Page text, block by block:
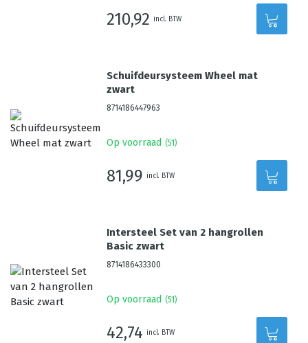
210,92 incl. BTW
Schuifdeursysteem Wheel mat
zwart
8714186447963
Op voorraad (51 )
81,99 incl. BTW
Intersteel Set van 2 hangrollen
Basic zwart
8714186433300
Op voorraad (51 )
42,74 incl. BTW